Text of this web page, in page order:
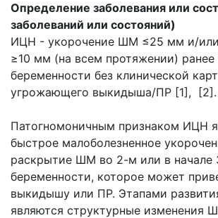
Определение заболевания или
заболеваний или состояний)
ИЦН - укорочение ШМ ≤25 мм и/
≥10 мм (на всем протяжении) ранее
беременности без клинической
угрожающего выкидыша/ПР [1], [2].
Патогномоничным признаком ИЦН
быстрое малоболезненное
раскрытие ШМ во 2-м или в начале
беременности, которое может
выкидышу или ПР. Этапами
являются структурные изменения